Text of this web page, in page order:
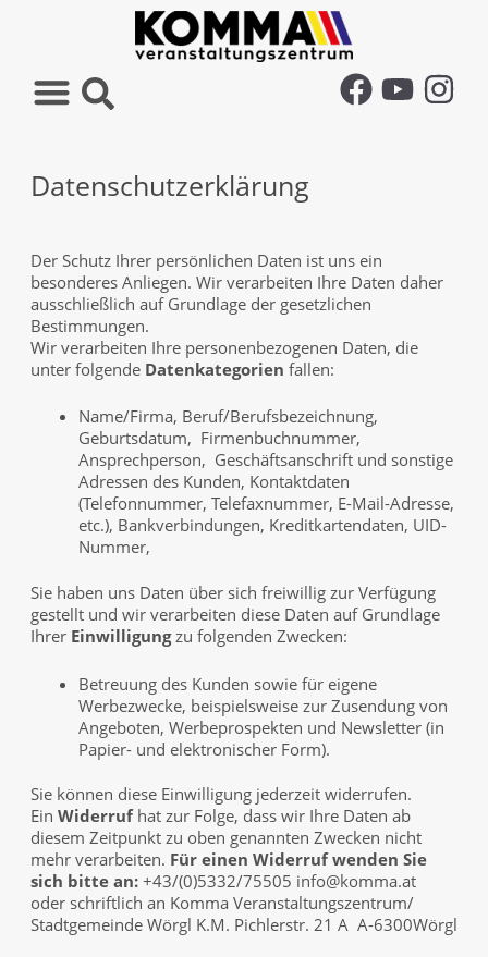
Datenschutzerklärung
Der Schutz Ihrer persönlichen Daten ist uns ein
besonderes Anliegen. Wir verarbeiten Ihre Daten daher
ausschließlich auf Grundlage der gesetzlichen
Bestimmungen.
Wir verarbeiten Ihre personenbezogenen Daten, die
unter folgende Datenkategorien fallen:
Name/Firma, Beruf/Berufsbezeichnung,
Geburtsdatum, Firmenbuchnummer,
Ansprechperson, Geschäftsanschrift und sonstige
Adressen des Kunden, Kontaktdaten
(Telefonnummer, Telefaxnummer, E-Mail-Adresse,
etc.), Bankverbindungen, Kreditkartendaten, UID-
Nummer,
Sie haben uns Daten über sich freiwillig zur Verfügung
gestellt und wir verarbeiten diese Daten auf Grundlage
Ihrer Einwilligungzu folgenden Zwecken:
Betreuung des Kunden sowie für eigene
Werbezwecke, beispielsweise zur Zusendung von
Angeboten, Werbeprospekten und Newsletter (in
Papier- und elektronischer Form).
Sie können diese Einwilligung jederzeit widerrufen.
Ein Widerrufhat zur Folge, dass wir Ihre Daten ab
diesem Zeitpunkt zu oben genannten Zwecken nicht
mehr verarbeiten. Für einen Widerruf wenden Sie
sich bitte an:+43/(0)5332/75505 info@komma.at
oder schriftlich an Komma Veranstaltungszentrum/
Stadtgemeinde Wörgl K.M. Pichlerstr. 21 A A-6300Wörgl